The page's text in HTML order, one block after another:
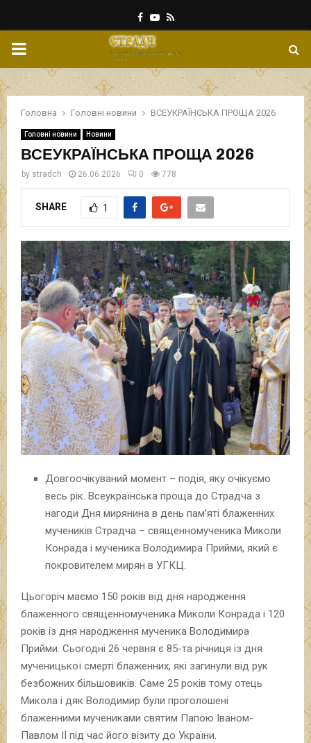
Facebook
Youtube
Rss
PRIMARY
MENU
Головна Головні новини ВСЕУКРАЇНСЬКА ПРОЩА 2026
Головні новини Новини
ВСЕУКРАЇНСЬКА ПРОЩА 2026
by stradch 26.06.2026 0 778
SHARE 1
Довгоочікуваний момент – подія, яку очікуємо
весь рік. Всеукраїнська проща до Страдча з
нагоди Дня мирянина в день пам’яті блаженних
мучеників Страдча – священномученика Миколи
Конрада і мученика Володимира Прийми, який є
покровителем мирян в УГКЦ.
Цьогоріч маємо 150 років від дня народження
блаженного священномученика Миколи Конрада і 120
років із дня народження мученика Володимира
Прийми. Сьогодні 26 червня є 85-та річниця із дня
мученицької смерті блаженних, які загинули від рук
безбожних більшовиків. Саме 25 років тому отець
Микола і дяк Володимир були проголошені
блаженними мучениками святим Папою Іваном-
Павлом II під час його візиту до України.